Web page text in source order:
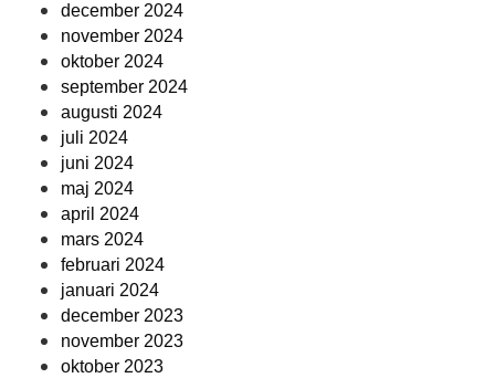
december 2024
november 2024
oktober 2024
september 2024
augusti 2024
juli 2024
juni 2024
maj 2024
april 2024
mars 2024
februari 2024
januari 2024
december 2023
november 2023
oktober 2023